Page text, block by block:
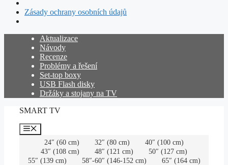
Zásady ochrany osobních údajů
Přeskočit
Aktualizace
Návody
Recenze
Problémy a řešení
Set-top boxy
USB Flash disky
Držáky a stojany na TV
SMART TV
Menu
24″ (60 cm)
32″ (80 cm)
40″ (100 cm)
43″ (108 cm)
48″ (121 cm)
50″ (127 cm)
55″ (139 cm)
58″-60″ (146-152 cm)
65″ (164 cm)